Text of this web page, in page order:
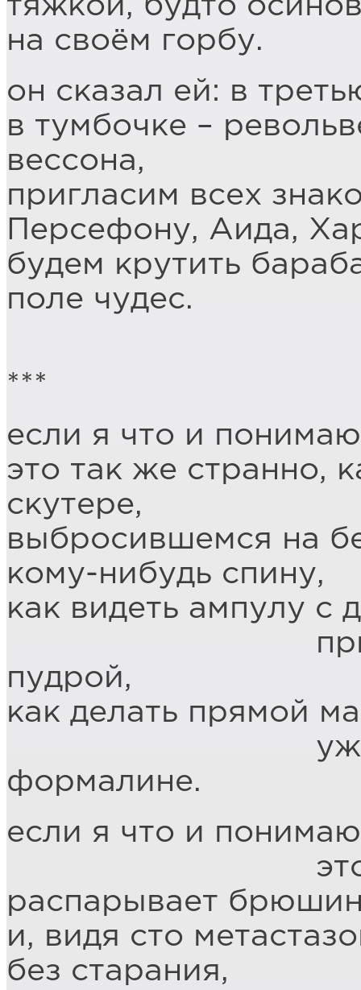
тяжкой, будто
на своём горбу.
он сказал ей: в
в тумбочке –
вессона,
пригласим всех
Персефону, Аида,
будем крутить
поле чудес.
***
если я что и
это так же странно,
скутере,
выбросившемся на
кому-нибудь спину,
как видеть ампулу с
пудрой,
как делать прямой
уже
формалине.
если я что и
это будто
распарывает
и, видя сто
без старания,